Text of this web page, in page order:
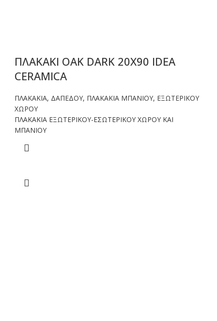
ΠΛΑΚΑΚΙ OAK DARK 20X90 IDEA
CERAMICA
ΠΛΑΚΑΚΙΑ, ΔΑΠΕΔΟΥ, ΠΛΑΚΑΚΙΑ ΜΠΑΝΙΟΥ, ΕΞΩΤΕΡΙΚΟΥ
ΧΩΡΟΥ
ΠΛΑΚΑΚΙΑ ΕΞΩΤΕΡΙΚΟΥ-ΕΣΩΤΕΡΙΚΟΥ ΧΩΡΟΥ ΚΑΙ
ΜΠΑΝΙΟΥ